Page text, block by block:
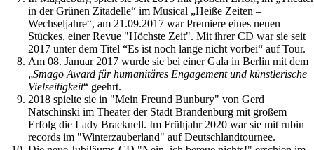
in der Grünen Zitadelle“ im Musical „Heiße Zeiten –
Wechseljahre“, am 21.09.2017 war Premiere eines neuen
Stückes, einer Revue "Höchste Zeit". Mit ihrer CD war sie seit
2017 unter dem Titel “Es ist noch lange nicht vorbei“ auf Tour.
Am 08. Januar 2017 wurde sie bei einer Gala in Berlin mit dem
„Smago Award für humanitäres Engagement und künstlerische
Vielseitigkeit“ geehrt.
2018 spielte sie in "Mein Freund Bunbury" von Gerd
Natschinski im Theater der Stadt Brandenburg mit großem
Erfolg die Lady Bracknell. Im Frühjahr 2020 war sie mit rubin
records im "Winterzauberland" auf Deutschlandtournee.